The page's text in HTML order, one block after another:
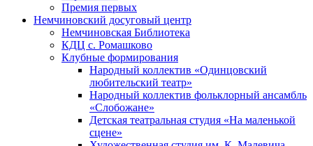
Премия первых
Немчиновский досуговый центр
Немчиновская Библиотека
КДЦ с. Ромашково
Клубные формирования
Народный коллектив «Одинцовский
любительский театр»
Народный коллектив фольклорный ансамбль
«Слобожане»
Детская театральная студия «На маленькой
сцене»